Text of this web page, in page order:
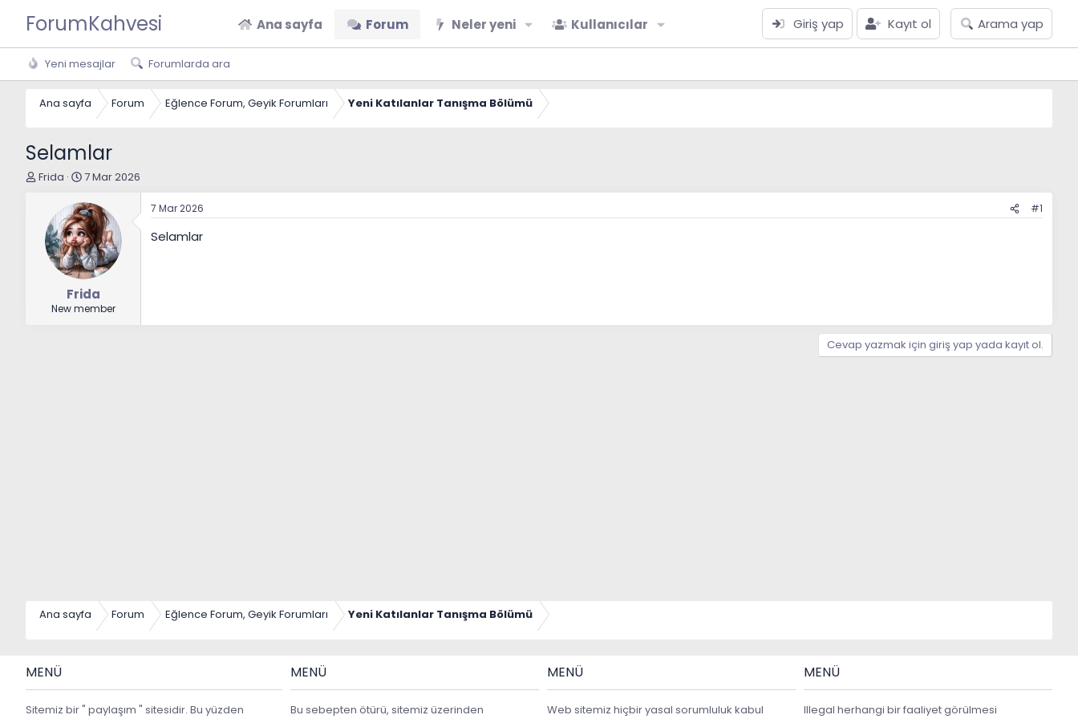
ForumKahvesi Ana sayfa Forum Neler yeni Kullanıcılar Giriş yap Kayıt ol Arama yap
Yeni mesajlar Forumlarda ara
Ana sayfa Forum Eğlence Forum, Geyik Forumları Yeni Katılanlar Tanışma Bölümü
Selamlar
K
Frida
B
ş
l
a
n
g
ı
ç
t
7 Mar 2026
Frida
New member
7 Mar 2026 #1
Selamlar
Cevap yazmak için giriş yap yada kayıt ol.
Ana sayfa Forum Eğlence Forum, Geyik Forumları Yeni Katılanlar Tanışma Bölümü
MENÜ
Sitemiz bir " paylaşım " sitesidir. Bu yüzden
MENÜ
Bu sebepten ötürü, sitemiz üzerinden
MENÜ
Web sitemiz hiçbir yasal sorumluluk kabul
MENÜ
Illegal herhangi bir faaliyet görülmesi